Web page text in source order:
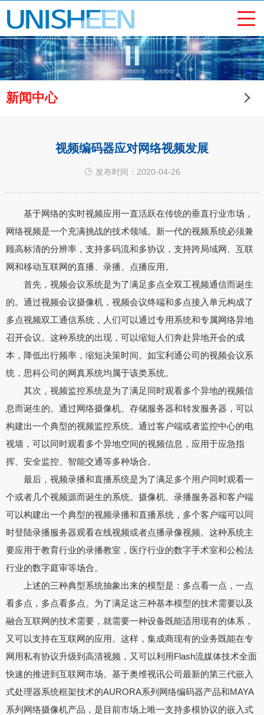
新闻中心
视频编码器应对网络视频发展
发布时间：2020-04-26
基于网络的实时视频应用一直活跃在传统的垂直行业市场，
网络视频是一个充满挑战的技术领域。新一代的视频系统必须兼
顾高标清的分辨率，支持多码流和多协议，支持跨局域网、互联
网和移动互联网的直播、录播、点播应用。
首先，视频会议系统是为了满足多点全双工视频通信而诞生
的。通过视频会议摄像机，视频会议终端和多点接入单元构成了
多点视频双工通信系统，人们可以通过专用系统和专属网络异地
召开会议。这种系统的出现，可以缩短人们奔赴异地开会的成
本，降低出行频率，缩短决策时间。如宝利通公司的视频会议系
统，思科公司的网真系统均属于该类系统。
其次，视频监控系统是为了满足同时观看多个异地的视频信
息而诞生的。通过网络摄像机、存储服务器和转发服务器，可以
构建出一个典型的视频监控系统。通过客户端或者监控中心的电
视墙，可以同时观看多个异地空间的视频信息，应用于应急指
挥、安全监控、智能交通等多种场合。
最后，视频录播和直播系统是为了满足多个用户同时观看一
个或者几个视频源而诞生的系统。摄像机、录播服务器和客户端
可以构建出一个典型的视频录播和直播系统，多个客户端可以同
时登陆录播服务器观看在线视频或者点播录像视频。这种系统主
要应用于教育行业的录播教室，医疗行业的数字手术室和公检法
行业的数字庭审等场合。
上述的三种典型系统抽象出来的模型是：多点看一点，一点
看多点，多点看多点。为了满足这三种基本模型的技术需要以及
融合互联网的技术需要，就需要一种设备既能适用现有的体系，
又可以支持在互联网的应用。这样，集成商现有的业务既能在专
网用私有协议升级到高清视频，又可以利用Flash流媒体技术全面
快速的推进到互联网市场。基于奥维视讯公司最新的第三代嵌入
式处理器系统框架技术的AURORA系列网络编码器产品和MAYA
系列网络摄像机产品，是目前市场上唯一支持多模协议的嵌入式